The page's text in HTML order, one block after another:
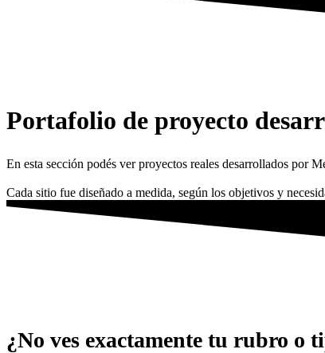
Portafolio de proyecto
En esta sección podés ver proyectos reales desarrollados por
Cada sitio fue diseñado a medida, según los objetivos y
¿No ves exactamente tu rubro o